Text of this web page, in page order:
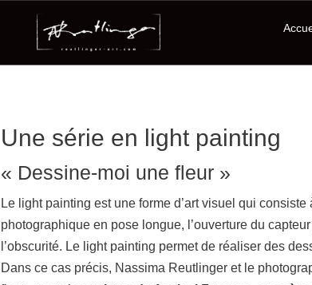
Une série en light painting
« Dessine-moi une fleur »
Le light painting est une forme d’art visuel qui
photographique en pose longue, l’ouverture du
l’obscurité. Le light painting permet de réaliser des
Dans ce cas précis, Nassima Reutlinger et le